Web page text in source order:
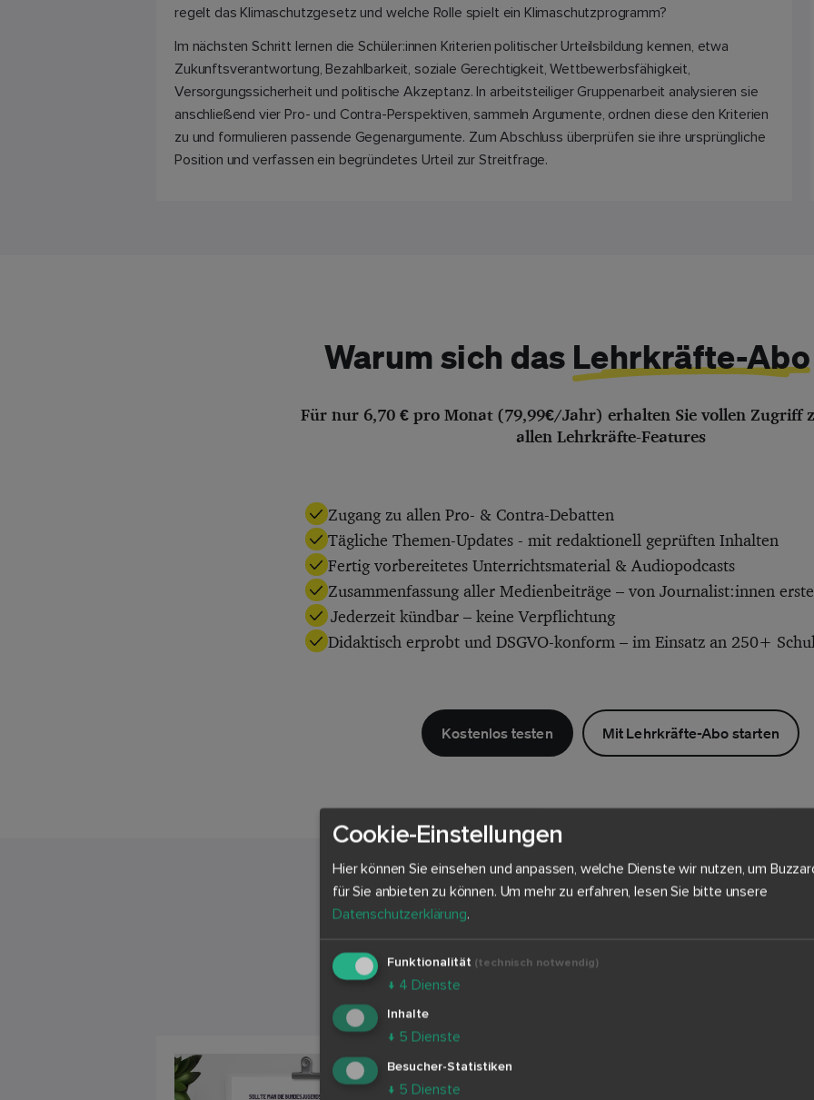
regelt das Klimaschutzgesetz und welche Rolle spielt ein Klimaschutzprogramm?
Im nächsten Schritt lernen die Schüler:innen Kriterien politischer Urteilsbildung kennen, etwa
Zukunftsverantwortung, Bezahlbarkeit, soziale Gerechtigkeit, Wettbewerbsfähigkeit,
Versorgungssicherheit und politische Akzeptanz. In arbeitsteiliger Gruppenarbeit analysieren sie
anschließend vier Pro- und Contra-Perspektiven, sammeln Argumente, ordnen diese den Kriterien
zu und formulieren passende Gegenargumente. Zum Abschluss überprüfen sie ihre ursprüngliche
Position und verfassen ein begründetes Urteil zur Streitfrage.
Warum sich das Lehrkräfte-Abo
Für nur 6,70 € pro Monat (79,99€/Jahr) erhalten Sie vollen Zugriff
allen Lehrkräfte-Features
Zugang zu allen Pro- & Contra-Debatten
Tägliche Themen-Updates - mit redaktionell geprüften Inhalten
Fertig vorbereitetes Unterrichtsmaterial & Audiopodcasts
Zusammenfassung aller Medienbeiträge – von Journalist:innen
Jederzeit kündbar – keine Verpflichtung
Didaktisch erprobt und DSGVO-konform – im Einsatz an 250+
Kostenlos testen Mit Lehrkräfte-Abo starten
Cookie-Einstellungen
Hier können Sie einsehen und anpassen, welche Dienste wir nutzen, um
für Sie anbieten zu können. Um mehr zu erfahren, lesen Sie bitte unsere
Datenschutzerklärung.
Funktionalität (technisch notwendig)
↓ 4 Dienste
Inhalte
↓ 5 Dienste
Besucher-Statistiken
↓ 5 Dienste